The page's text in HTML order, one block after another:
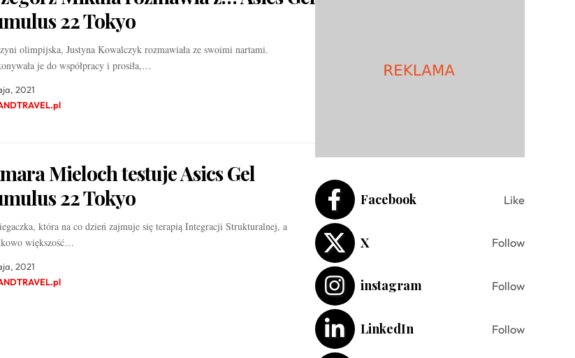
22 Tokyo
olimpijska, Justyna Kowalczyk rozmawiała ze swoimi nartami.
je do współpracy i prosiła,…
2021
Mieloch testuje Asics Gel
22 Tokyo
która na co dzień zajmuje się terapią Integracji Strukturalnej, a
większość…
2021
Facebook Like
X Follow
instagram Follow
LinkedIn Follow